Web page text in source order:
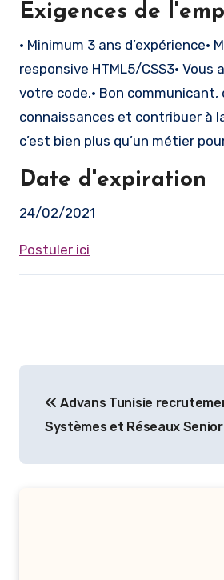
Exigences de
• Minimum 3 ans
responsive HTML5/CSS3•
votre code.• Bon communicant,
connaissances et contribuer à
c’est bien plus qu’un métier
Date d'expiration
24/02/2021
Postuler ici
de
Advans Tunisie
Systèmes et Réseaux